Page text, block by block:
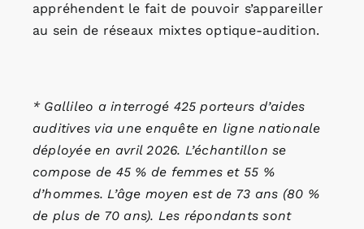
appréhendent le fait de pouvoir s’appareiller
au sein de réseaux mixtes optique-audition.
* Gallileo a interrogé 425 porteurs d’aides
auditives via une enquête en ligne nationale
déployée en avril 2026. L’échantillon se
compose de 45 % de femmes et 55 %
d’hommes. L’âge moyen est de 73 ans (80 %
de plus de 70 ans). Les répondants sont